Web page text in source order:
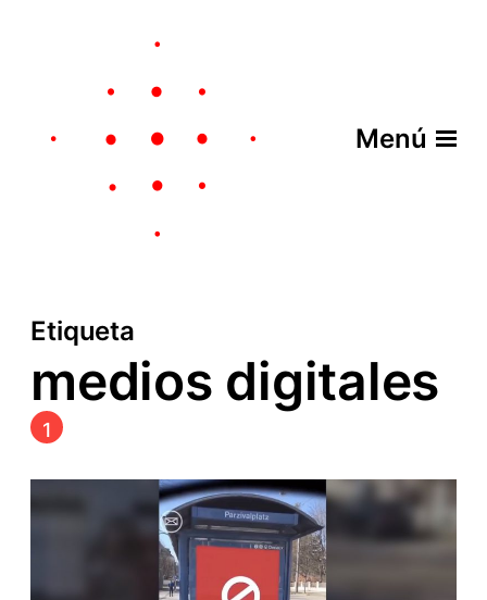
Menú
Etiqueta
medios digitales
1